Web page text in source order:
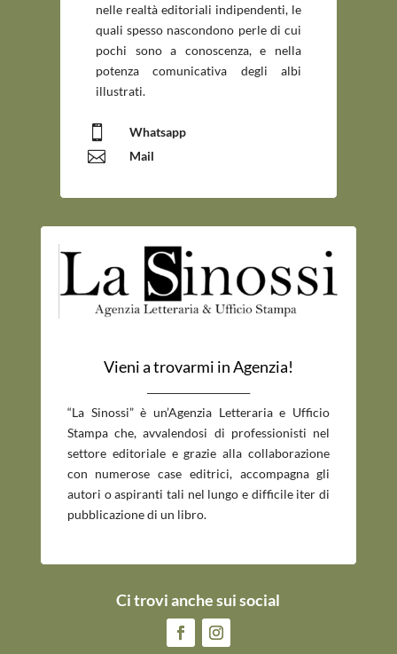
nelle realtà editoriali indipendenti, le
quali spesso nascondono perle di cui
pochi sono a conoscenza, e nella
potenza comunicativa degli albi
illustrati.
 Whatsapp
 Mail
Vieni a trovarmi in Agenzia!
“La Sinossi” è un’Agenzia Letteraria e Ufficio
Stampa che, avvalendosi di professionisti nel
settore editoriale e grazie alla collaborazione
con numerose case editrici, accompagna gli
autori o aspiranti tali nel lungo e difficile iter di
pubblicazione di un libro.
Ci trovi anche sui social